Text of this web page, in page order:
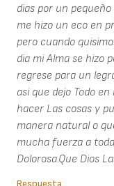
dias por un
me hizo un eco en
pero cuando
dia mi Alma se hizo
regrese para un
asi que dejo Todo
hacer Las cosas y
manera natural o
mucha fuerza a
Dolorosa.Que Dios